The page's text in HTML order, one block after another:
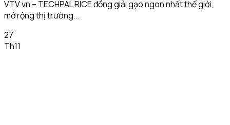
VTV.vn – TECHPAL RICE đồng giải gạo ngon nhất thế giới,
mở rộng thị trường...
27
Th11